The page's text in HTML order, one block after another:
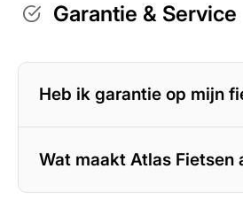
Garantie & Service
Heb ik garantie op mijn
Wat maakt Atlas Fietsen